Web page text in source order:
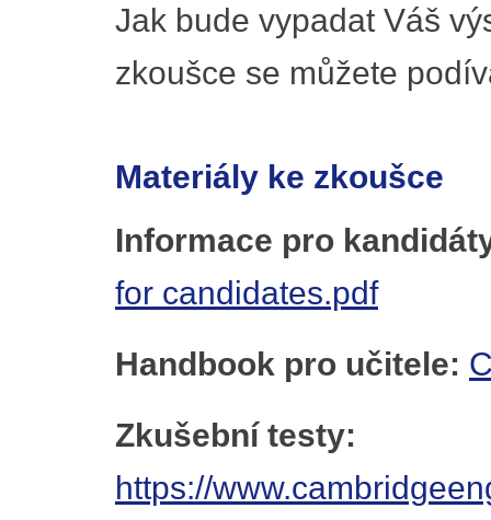
Jak bude vypadat Váš
zkoušce se můžete
Materiály ke zkoušce
Informace pro
for candidates.pdf
Handbook pro učitele:
Zkušební testy:
https://